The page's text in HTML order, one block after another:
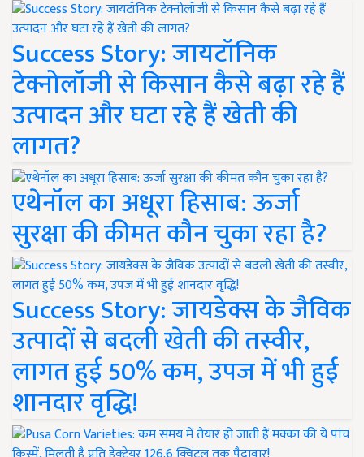
Success Story: जायटॉनिक
टेक्नोलॉजी से किसान कैसे बढ़ा रहे हैं
उत्पादन और घटा रहे हैं खेती की
लागत?
एथेनॉल का अधूरा हिसाब: ऊर्जा
सुरक्षा की कीमत कौन चुका रहा है?
Success Story: जायडेक्स के जैविक
उत्पादों से बदली खेती की तस्वीर,
लागत हुई 50% कम, उपज में भी हुई
शानदार वृद्धि!